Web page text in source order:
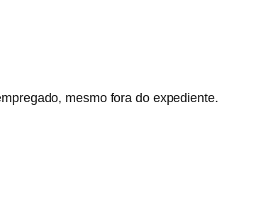
mesmo fora do expediente.